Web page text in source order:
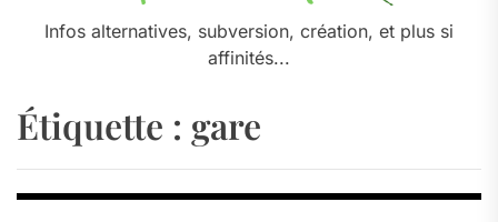
Infos alternatives, subversion, création, et plus si
affinités...
Étiquette : gare